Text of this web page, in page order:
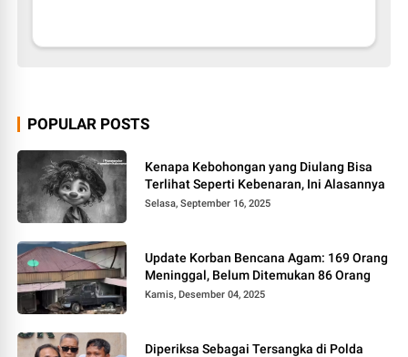
POPULAR POSTS
Kenapa Kebohongan yang Diulang Bisa
Terlihat Seperti Kebenaran, Ini Alasannya
Selasa, September 16, 2025
Update Korban Bencana Agam: 169 Orang
Meninggal, Belum Ditemukan 86 Orang
Kamis, Desember 04, 2025
Diperiksa Sebagai Tersangka di Polda